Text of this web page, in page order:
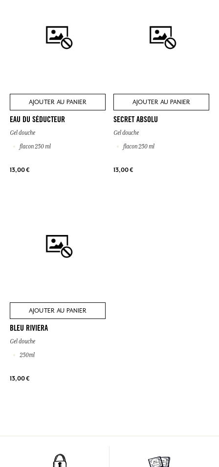
AJOUTER AU PANIER
EAU DU SÉDUCTEUR
Gel douche
flacon 250 ml
13,00 €
AJOUTER AU PANIER
SECRET ABSOLU
Gel douche
flacon 250 ml
13,00 €
AJOUTER AU PANIER
BLEU RIVIERA
Gel douche
250ml
13,00 €